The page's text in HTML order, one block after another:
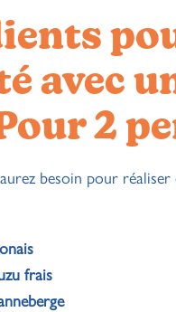
avec
2
besoin pour réaliser
frais